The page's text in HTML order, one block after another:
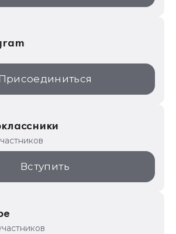
Вступить